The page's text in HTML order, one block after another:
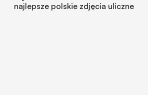
najlepsze polskie zdjęcia uliczne